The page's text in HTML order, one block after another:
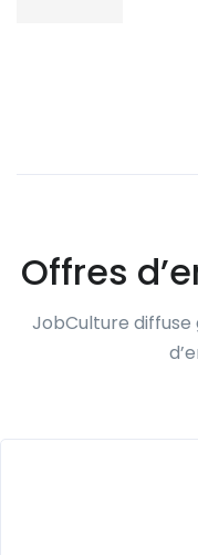
Offres
JobCulture